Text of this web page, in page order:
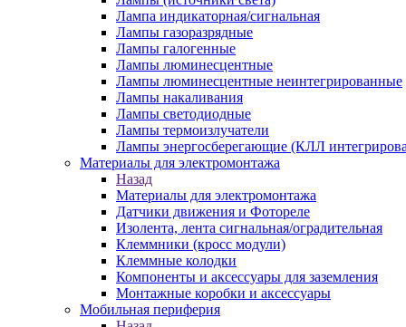
Лампа индикаторная/сигнальная
Лампы газоразрядные
Лампы галогенные
Лампы люминесцентные
Лампы люминесцентные неинтегрированные
Лампы накаливания
Лампы светодиодные
Лампы термоизлучатели
Лампы энергосберегающие (КЛЛ
Материалы для электромонтажа
Назад
Материалы для электромонтажа
Датчики движения и Фотореле
Изолента, лента сигнальная/оградительная
Клеммники (кросс модули)
Клеммные колодки
Компоненты и аксессуары для заземления
Монтажные коробки и аксессуары
Мобильная периферия